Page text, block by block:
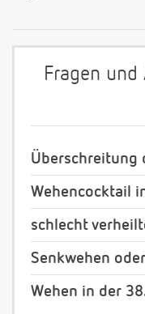
Fragen
Überschreitung
Wehencocktail
schlecht
Senkwehen
Wehen in der